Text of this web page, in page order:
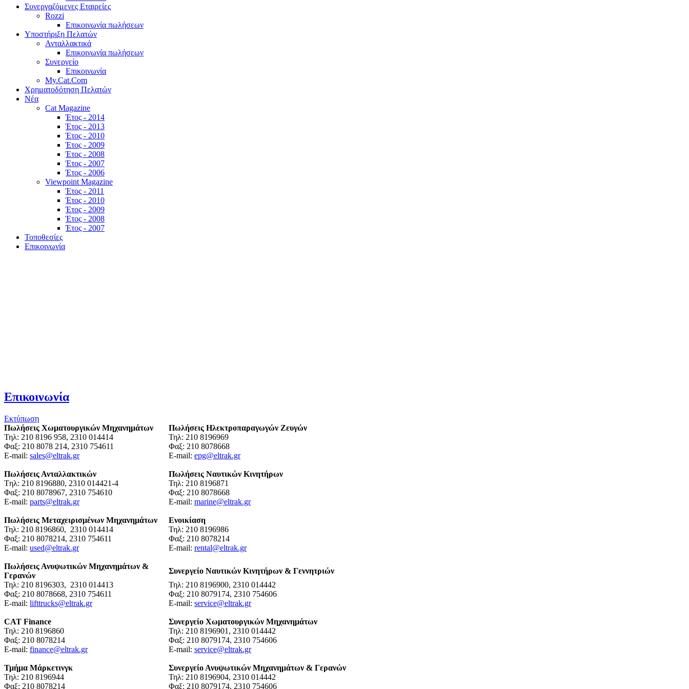
Συνεργαζόμενες Εταιρείες
Rozzi
Επικοινωνία πωλήσεων
Υποστήριξη Πελατών
Ανταλλακτικά
Επικοινωνία πωλήσεων
Συνεργείο
Επικοινωνία
My.Cat.Com
Χρηματοδότηση Πελατών
Νέα
Cat Magazine
Έτος - 2014
Έτος - 2013
Έτος - 2010
Έτος - 2009
Έτος - 2008
Έτος - 2007
Έτος - 2006
Viewpoint Magazine
Έτος - 2011
Έτος - 2010
Έτος - 2009
Έτος - 2008
Έτος - 2007
Τοποθεσίες
Επικοινωνία
Επικοινωνία
Εκτύπωση
Πωλήσεις Χωματουργικών Μηχανημάτων
Πωλήσεις Ηλεκτροπαραγωγών Ζευγών
Τηλ: 210 8196 958, 2310 014414
Τηλ: 210 8196969
Φαξ: 210 8078 214, 2310 754611
Φαξ: 210 8078668
E-mail: sales@eltrak.gr E-mail: epg@eltrak.gr
Πωλήσεις Ανταλλακτικών
Πωλήσεις Ναυτικών Κινητήρων
Tηλ: 210 8196880, 2310 014421-4
Τηλ: 210 8196871
Φαξ: 210 8078967, 2310 754610
Φαξ: 210 8078668
E-mail: parts@eltrak.gr E-mail: marine@eltrak.gr
Πωλήσεις Μεταχειρισμένων Μηχανημάτων
Ενοικίαση
Τηλ: 210 8196860, 2310 014414
Τηλ: 210 8196986
Φαξ: 210 8078214, 2310 754611
Φαξ: 210 8078214
E-mail: used@eltrak.gr E-mail: rental@eltrak.gr
Πωλήσεις Ανυψωτικών Μηχανημάτων &
Γερανών
Συνεργείο Ναυτικών Κινητήρων & Γεννητριών
Τηλ: 210 8196303, 2310 014413
Τηλ: 210 8196900, 2310 014442
Φαξ: 210 8078668, 2310 754611
Φαξ: 210 8079174, 2310 754606
E-mail: lifttrucks@eltrak.gr E-mail: service@eltrak.gr
CAT Finance
Συνεργείο Χωματουργικών Μηχανημάτων
Τηλ: 210 8196860
Τηλ: 210 8196901, 2310 014442
Φαξ: 210 8078214
Φαξ: 210 8079174, 2310 754606
E-mail: finance@eltrak.gr E-mail: service@eltrak.gr
Τμήμα Μάρκετινγκ
Συνεργείο Ανυψωτικών Μηχανημάτων & Γερανών
Τηλ: 210 8196944
Τηλ: 210 8196904, 2310 014442
Φαξ: 210 8078214
Φαξ: 210 8079174, 2310 754606